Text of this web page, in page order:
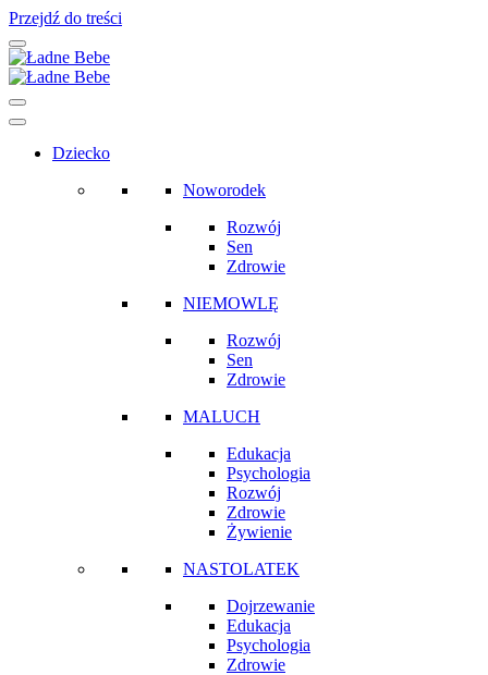
Przejdź do treści
Main
Navigation
Dziecko
Noworodek
Rozwój
Sen
Zdrowie
NIEMOWLĘ
Rozwój
Sen
Zdrowie
MALUCH
Edukacja
Psychologia
Rozwój
Zdrowie
Żywienie
NASTOLATEK
Dojrzewanie
Edukacja
Psychologia
Zdrowie